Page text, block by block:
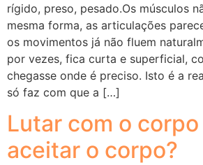
rígido, preso, pesado.Os músculos
mesma forma, as articulações
os movimentos já não fluem
por vezes, fica curta e superficial,
chegasse onde é preciso. Isto é a
só faz com que a […]
Lutar com o corpo
aceitar o corpo?